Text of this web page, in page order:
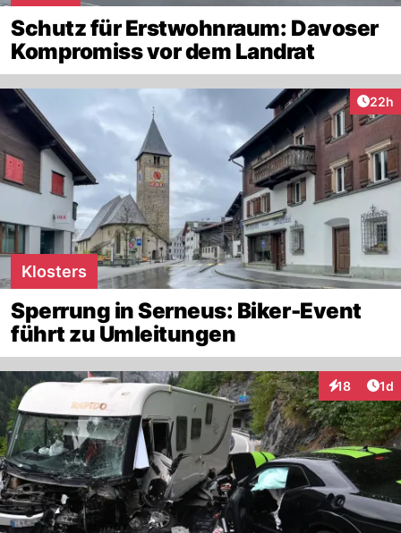
Schutz für Erstwohnraum: Davoser
Kompromiss vor dem Landrat
22h
Klosters
Sperrung in Serneus: Biker-Event
führt zu Umleitungen
18 1d